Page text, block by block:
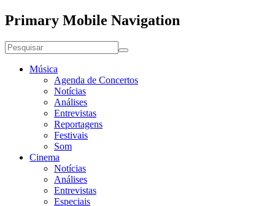
Primary Mobile Navigation
Música
Agenda de Concertos
Notícias
Análises
Entrevistas
Reportagens
Festivais
Som
Cinema
Notícias
Análises
Entrevistas
Especiais